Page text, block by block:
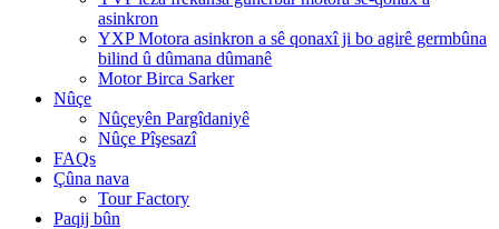
asinkron
YXP Motora asinkron a sê qonaxî ji bo agirê germbûna
bilind û dûmana dûmanê
Motor Birca Sarker
Nûçe
Nûçeyên Pargîdaniyê
Nûçe Pîşesazî
FAQs
Çûna nava
Tour Factory
Paqij bûn